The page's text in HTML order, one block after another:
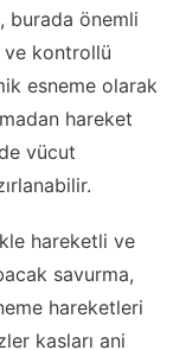
burada önemli
kontrollü
esneme olarak
hareket
vücut
hareketli ve
savurma,
hareketleri
kasları ani